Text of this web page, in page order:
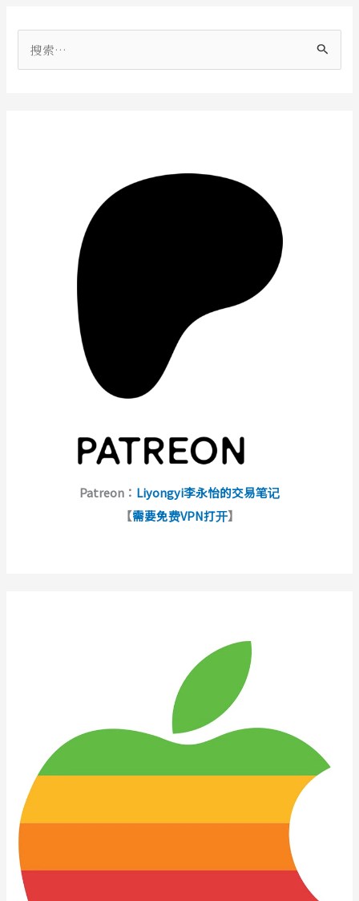
Patreon： Liyongyi李永怡的交易笔记
【需要免费VPN打开】